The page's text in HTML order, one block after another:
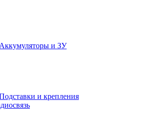
Аккумуляторы и ЗУ
и крепления